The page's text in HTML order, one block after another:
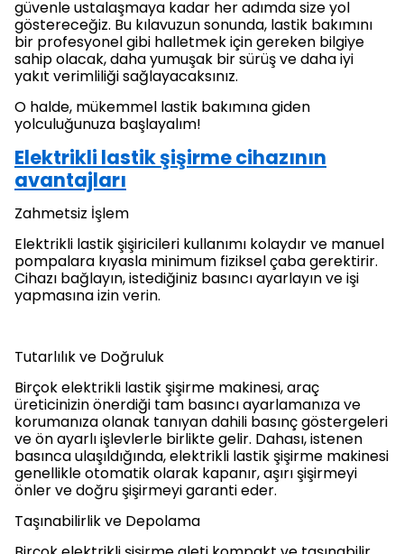
güvenle ustalaşmaya kadar her adımda size yol
göstereceğiz. Bu kılavuzun sonunda, lastik bakımını
bir profesyonel gibi halletmek için gereken bilgiye
sahip olacak, daha yumuşak bir sürüş ve daha iyi
yakıt verimliliği sağlayacaksınız.
O halde, mükemmel lastik bakımına giden
yolculuğunuza başlayalım!
Elektrikli lastik şişirme cihazının
avantajları
Zahmetsiz İşlem
Elektrikli lastik şişiricileri kullanımı kolaydır ve manuel
pompalara kıyasla minimum fiziksel çaba gerektirir.
Cihazı bağlayın, istediğiniz basıncı ayarlayın ve işi
yapmasına izin verin.
Tutarlılık ve Doğruluk
Birçok elektrikli lastik şişirme makinesi, araç
üreticinizin önerdiği tam basıncı ayarlamanıza ve
korumanıza olanak tanıyan dahili basınç göstergeleri
ve ön ayarlı işlevlerle birlikte gelir. Dahası, istenen
basınca ulaşıldığında, elektrikli lastik şişirme makinesi
genellikle otomatik olarak kapanır, aşırı şişirmeyi
önler ve doğru şişirmeyi garanti eder.
Taşınabilirlik ve Depolama